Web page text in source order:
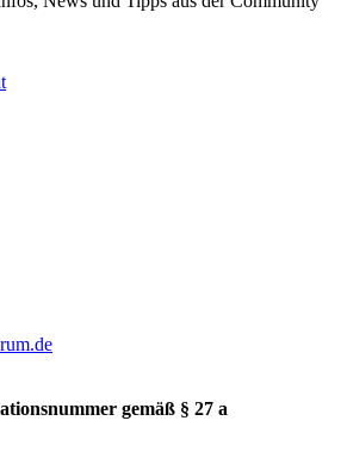
gemäß § 27 a